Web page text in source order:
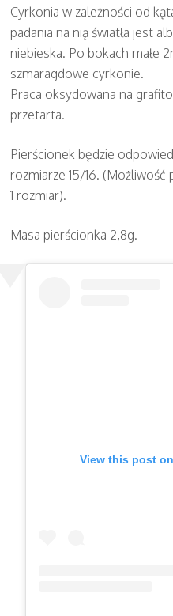
Cyrkonia w zależności od
padania na nią światła jest
niebieska. Po bokach małe
szmaragdowe cyrkonie.
Praca oksydowana na
przetarta.
Pierścionek będzie
rozmiarze 15/16. (Możliwość
1 rozmiar).
Masa pierścionka 2,8g.
View this post